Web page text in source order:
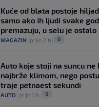
Kuće od blata postoje
samo ako ih ljudi svake
premazuju, u selu je
MAGAZIN prije 2 h 0
Auto koje stoji na suncu ne
najbrže klimom, nego
traje petnaest sekundi
AUTO prije 1 h 0